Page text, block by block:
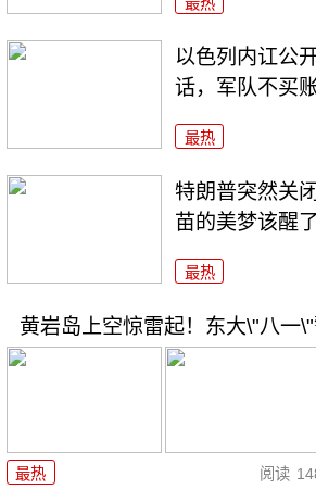
以色列内讧公
话，军队不买
最热
特朗普突然关
苗的美梦该醒了
最热
黄岩岛上空惊雷起！东大\"八一
最热 阅读